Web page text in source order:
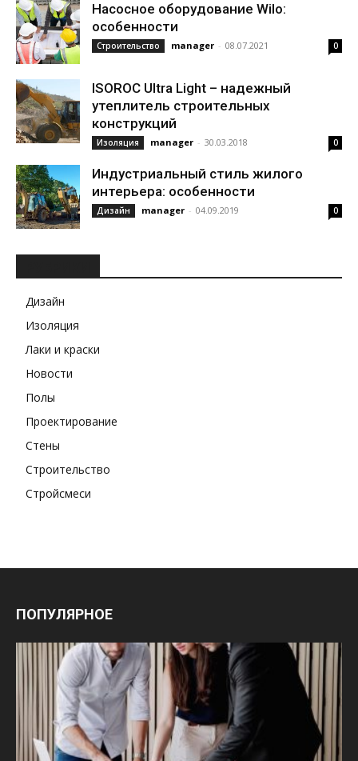
Насосное оборудование Wilo:
особенности
Строительство manager - 08.07.2021 0
ISOROC Ultra Light – надежный
утеплитель строительных
конструкций
Изоляция manager - 30.03.2018 0
Индустриальный стиль жилого
интерьера: особенности
Дизайн manager - 04.09.2019 0
Дизайн
Изоляция
Лаки и краски
Новости
Полы
Проектирование
Стены
Строительство
Стройсмеси
ПОПУЛЯРНОЕ